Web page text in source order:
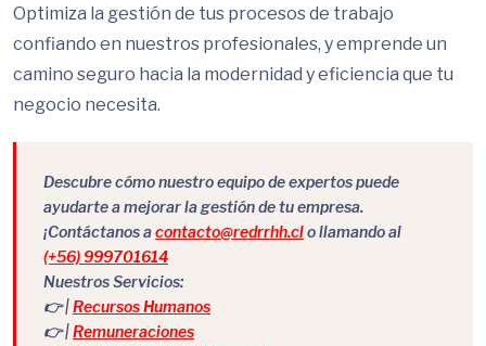
Optimiza la gestión de tus procesos de trabajo
confiando en nuestros profesionales, y emprende un
camino seguro hacia la modernidad y eficiencia que tu
negocio necesita.
Descubre cómo nuestro equipo de expertos puede
ayudarte a mejorar la gestión de tu empresa.
¡Contáctanos acontacto@redrrhh.clo llamando al
(+56) 999701614
Nuestros Servicios:
👉 |Recursos Humanos
👉 |Remuneraciones